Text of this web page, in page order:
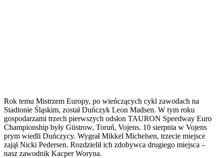
Rok temu Mistrzem Europy, po wieńczących cykl zawodach na
Stadionie Śląskim, został Duńczyk Leon Madsen. W tym roku
gospodarzami trzech pierwszych odsłon TAURON Speedway Euro
Championship były Güstrow, Toruń, Vojens. 10 sierpnia w Vojens
prym wiedli Duńczycy. Wygrał Mikkel Michelsen, trzecie miejsce
zajął Nicki Pedersen. Rozdzielił ich zdobywca drugiego miejsca –
nasz zawodnik Kacper Woryna.